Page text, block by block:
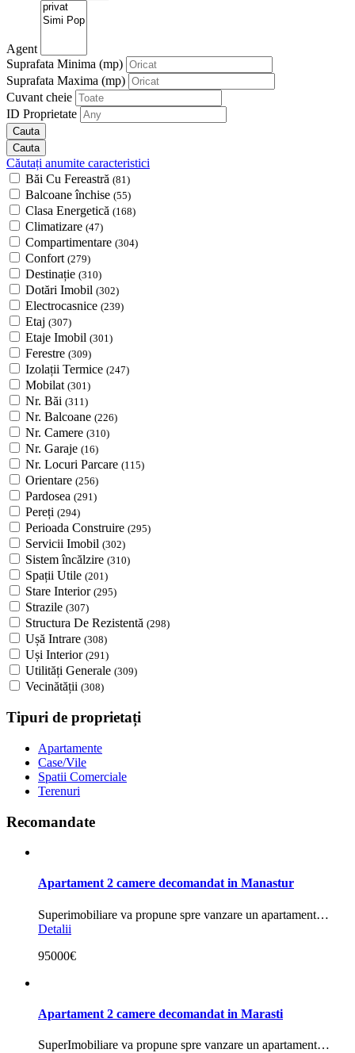
Agent
Suprafata Minima (mp)
Suprafata Maxima (mp)
Cuvant cheie
ID Proprietate
Căutați anumite caracteristici
Băi Cu Fereastră (81)
Balcoane închise (55)
Clasa Energetică (168)
Climatizare (47)
Compartimentare (304)
Confort (279)
Destinație (310)
Dotări Imobil (302)
Electrocasnice (239)
Etaj (307)
Etaje Imobil (301)
Ferestre (309)
Izolații Termice (247)
Mobilat (301)
Nr. Băi (311)
Nr. Balcoane (226)
Nr. Camere (310)
Nr. Garaje (16)
Nr. Locuri Parcare (115)
Orientare (256)
Pardosea (291)
Pereți (294)
Perioada Construire (295)
Servicii Imobil (302)
Sistem încălzire (310)
Spații Utile (201)
Stare Interior (295)
Strazile (307)
Structura De Rezistentă (298)
Ușă Intrare (308)
Uși Interior (291)
Utilități Generale (309)
Vecinătății (308)
Tipuri de proprietați
Apartamente
Case/Vile
Spatii Comerciale
Terenuri
Recomandate
Apartament 2 camere decomandat in Manastur
Superimobiliare va propune spre vanzare un apartament…
Detalii
95000€
Apartament 2 camere decomandat in Marasti
SuperImobiliare va propune spre vanzare un apartament…